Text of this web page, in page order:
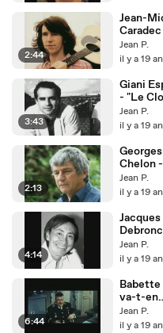
2:44
Jean-
ballade
Donald"
Jean P.
il y a 19
3:43
Giani
- "Le
Jean P.
il y a 19
2:13
Georges
Chelon -
"Merci
soit
Jean P.
il y a 19
4:14
Jacques
Jean P.
il y a 19
6:44
Babette
va-t-en
guerre
Jean P.
il y a 19